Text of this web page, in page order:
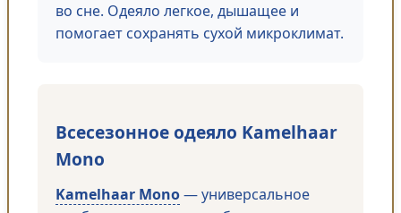
во сне. Одеяло легкое, дышащее и
помогает сохранять сухой микроклимат.
Всесезонное одеяло Kamelhaar
Mono
Kamelhaar Mono— универсальное